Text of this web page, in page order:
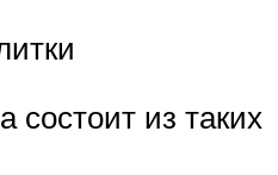
состоит из таких